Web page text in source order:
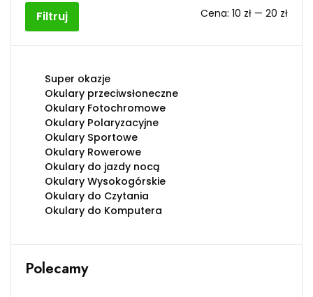
Cena
Cena
Filtruj Cena: 10 zł — 20 zł
Super okazje
Okulary przeciwsłoneczne
Okulary Fotochromowe
Okulary Polaryzacyjne
Okulary Sportowe
Okulary Rowerowe
Okulary do jazdy nocą
Okulary Wysokogórskie
Okulary do Czytania
Okulary do Komputera
Polecamy